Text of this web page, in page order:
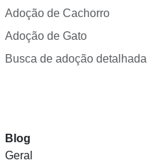
Adoção de Cachorro
Adoção de Gato
Busca de adoção detalhada
Blog
Geral